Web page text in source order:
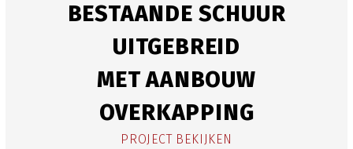
BESTAANDE SCHUUR
UITGEBREID
MET AANBOUW
OVERKAPPING
PROJECT BEKIJKEN